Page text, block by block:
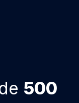
500